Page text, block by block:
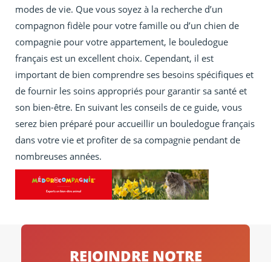
modes de vie. Que vous soyez à la recherche d’un
compagnon fidèle pour votre famille ou d’un chien de
compagnie pour votre appartement, le bouledogue
français est un excellent choix. Cependant, il est
important de bien comprendre ses besoins spécifiques et
de fournir les soins appropriés pour garantir sa santé et
son bien-être. En suivant les conseils de ce guide, vous
serez bien préparé pour accueillir un bouledogue français
dans votre vie et profiter de sa compagnie pendant de
nombreuses années.
REJOINDRE NOTRE